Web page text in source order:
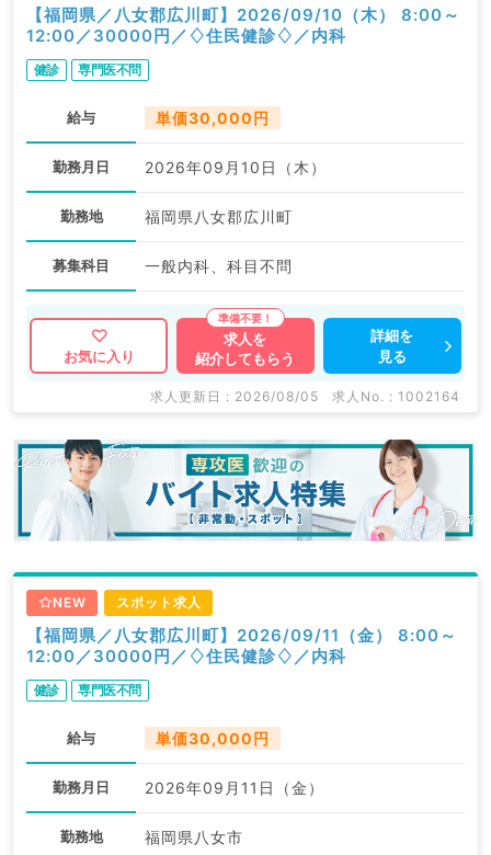
【福岡県／八女郡広川町】2026/09/10（木） 8:00～
12:00／30000円／♢住民健診♢／内科
健診 専門医不問
給与 単価30,000円
勤務月日 2026年09月10日（木）
勤務地 福岡県八女郡広川町
募集科目 一般内科、科目不問
お気に入り
求人を
紹介してもらう
詳細を
見る
求人更新日 : 2026/08/05 求人No. : 1002164
NEW スポット求人
【福岡県／八女郡広川町】2026/09/11（金） 8:00～
12:00／30000円／♢住民健診♢／内科
健診 専門医不問
給与 単価30,000円
勤務月日 2026年09月11日（金）
勤務地 福岡県八女市